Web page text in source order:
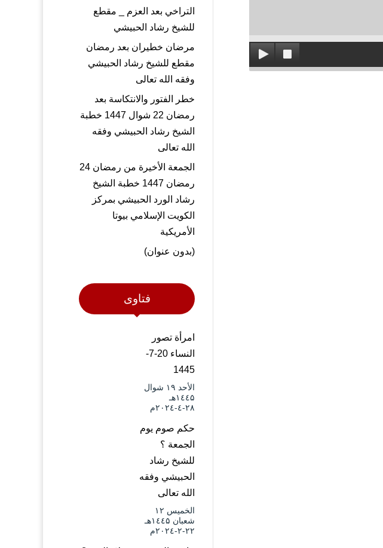
التراخي بعد العزم _ مقطع
للشيخ رشاد الحبيشي
مرضان خطيران بعد رمضان
مقطع للشيخ رشاد الحبيشي
وفقه الله تعالى
خطر الفتور والانتكاسة بعد
رمضان 22 شوال 1447 خطبة
الشيخ رشاد الحبيشي وفقه
الله تعالى
الجمعة الأخيرة من رمضان 24
رمضان 1447 خطبة الشيخ
رشاد الورد الحبيشي بمركز
الكويت الإسلامي بيوتا
الأمريكية
(بدون عنوان)
فتاوى
امرأة تصور
النساء 20-7-
1445
الأحد ۱۹ شوال
۱٤٤۵هـ
۲۸-٤-۲۰۲٤م
حكم صوم يوم
الجمعة ؟
للشيخ رشاد
الحبيشي وفقه
الله تعالى
الخميس ۱۲
شعبان ۱٤٤۵هـ
۲۲-۲-۲۰۲٤م